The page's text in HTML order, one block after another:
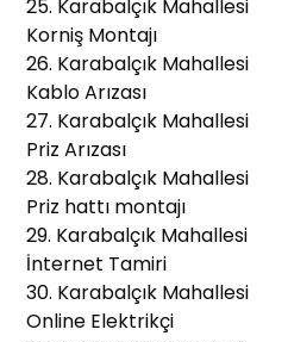
25. Karabalçık Mahallesi
Korniş Montajı
26. Karabalçık Mahallesi
Kablo Arızası
27. Karabalçık Mahallesi
Priz Arızası
28. Karabalçık Mahallesi
Priz hattı montajı
29. Karabalçık Mahallesi
İnternet Tamiri
30. Karabalçık Mahallesi
Online Elektrikçi